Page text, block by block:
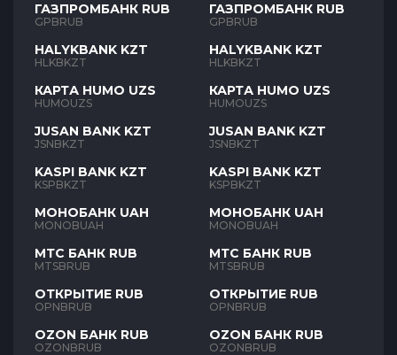
ГАЗПРОМБАНК RUB
GPBRUB
HALYKBANK KZT
HLKBKZT
КАРТА HUMO UZS
HUMOUZS
JUSAN BANK KZT
JSNBKZT
KASPI BANK KZT
KSPBKZT
МОНОБАНК UAH
MONOBUAH
МТС БАНК RUB
MTSBRUB
ОТКРЫТИЕ RUB
OPNBRUB
OZON БАНК RUB
OZONBRUB
ГАЗПРОМБАНК RUB
GPBRUB
HALYKBANK KZT
HLKBKZT
КАРТА HUMO UZS
HUMOUZS
JUSAN BANK KZT
JSNBKZT
KASPI BANK KZT
KSPBKZT
МОНОБАНК UAH
MONOBUAH
МТС БАНК RUB
MTSBRUB
ОТКРЫТИЕ RUB
OPNBRUB
OZON БАНК RUB
OZONBRUB